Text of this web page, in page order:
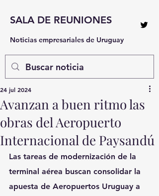
SALA DE REUNIONES
Noticias empresariales de Uruguay
Avanzan a buen ritmo las
obras del Aeropuerto
Internacional de Paysandú
24 jul 2024
Las tareas de modernización de la
terminal aérea buscan consolidar la
apuesta de Aeropuertos Uruguay a